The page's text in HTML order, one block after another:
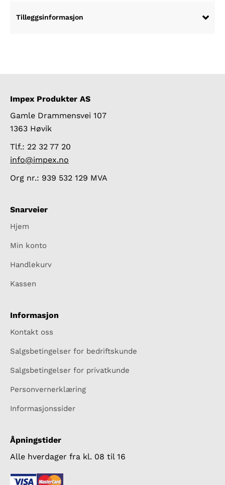
Tilleggsinformasjon
Impex Produkter AS
Gamle Drammensvei 107
1363 Høvik
Tlf.: 22 32 77 20
info@impex.no
Org nr.: 939 532 129 MVA
Snarveier
Hjem
Min konto
Handlekurv
Kassen
Informasjon
Kontakt oss
Salgsbetingelser for bedriftskunde
Salgsbetingelser for privatkunde
Personvernerklæring
Informasjonssider
Åpningstider
Alle hverdager fra kl. 08 til 16